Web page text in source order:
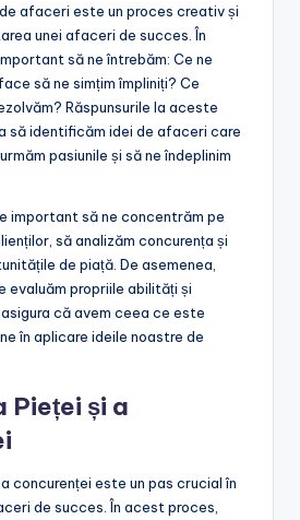
afaceri este un proces creativ și
unei afaceri de succes. În
să ne întrebăm: Ce ne
să ne simțim împliniți? Ce
Răspunsurile la aceste
să identificăm idei de afaceri care
pasiunile și să ne îndeplinim
important să ne concentrăm pe
să analizăm concurența și
de piață. De asemenea,
evaluăm propriile abilități și
că avem ceea ce este
în aplicare ideile noastre de
Pieței și a
concurenței este un pas crucial în
de succes. În acest proces,